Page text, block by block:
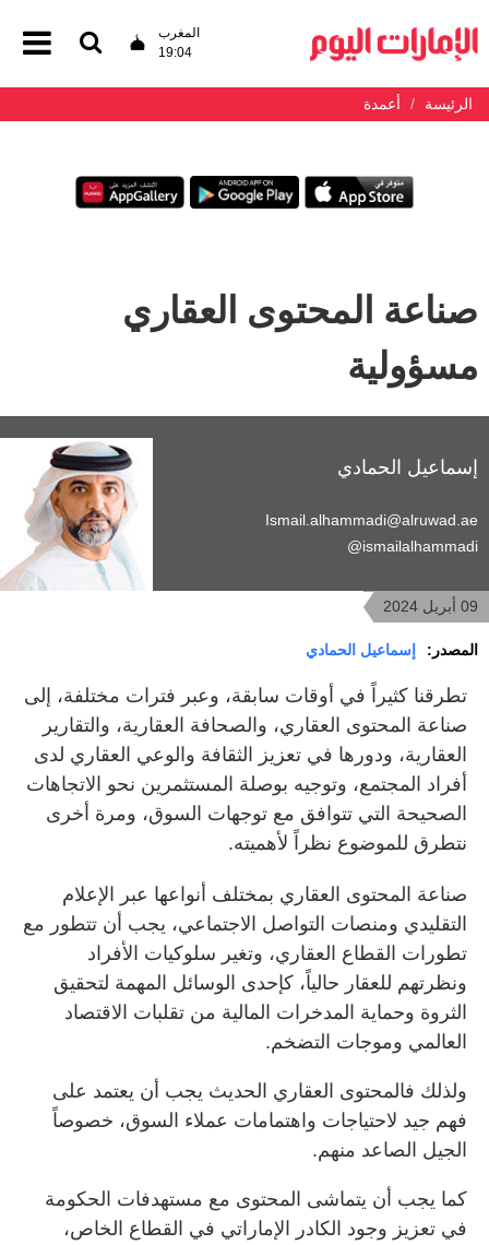
المغرب
19:04
الرئيسة أعمدة
صناعة المحتوى العقاري
مسؤولية
إسماعيل الحمادي
Ismail.alhammadi@alruwad.ae
ismailalhammadi@
09 أبريل 2024
المصدر: إسماعيل الحمادي
تطرقنا كثيراً في أوقات سابقة، وعبر فترات مختلفة، إلى
صناعة المحتوى العقاري، والصحافة العقارية، والتقارير
العقارية، ودورها في تعزيز الثقافة والوعي العقاري لدى
أفراد المجتمع، وتوجيه بوصلة المستثمرين نحو الاتجاهات
الصحيحة التي تتوافق مع توجهات السوق، ومرة أخرى
نتطرق للموضوع نظراً لأهميته.
صناعة المحتوى العقاري بمختلف أنواعها عبر الإعلام
التقليدي ومنصات التواصل الاجتماعي، يجب أن تتطور مع
تطورات القطاع العقاري، وتغير سلوكيات الأفراد
ونظرتهم للعقار حالياً، كإحدى الوسائل المهمة لتحقيق
الثروة وحماية المدخرات المالية من تقلبات الاقتصاد
العالمي وموجات التضخم.
ولذلك فالمحتوى العقاري الحديث يجب أن يعتمد على
فهم جيد لاحتياجات واهتمامات عملاء السوق، خصوصاً
الجيل الصاعد منهم.
كما يجب أن يتماشى المحتوى مع مستهدفات الحكومة
في تعزيز وجود الكادر الإماراتي في القطاع الخاص،